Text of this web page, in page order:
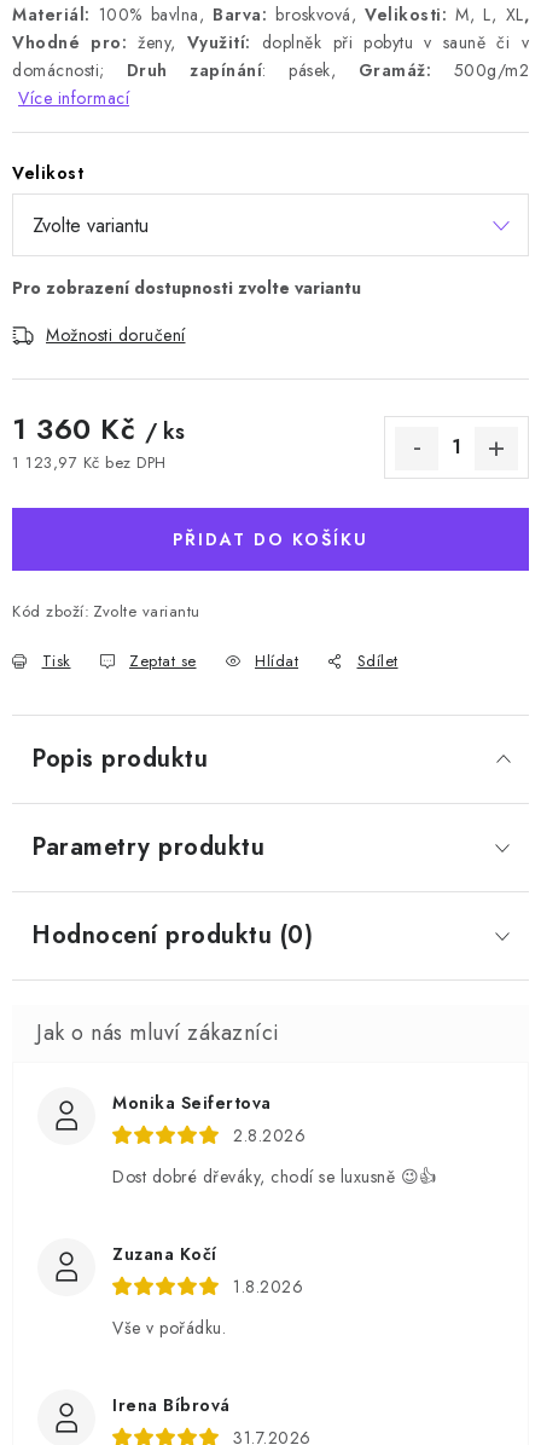
Materiál: 100% bavlna, Barva: broskvová,Velikosti: M, L, XL,
Vhodné pro: ženy, Využití: doplněk při pobytu v sauně či v
domácnosti; Druh zapínání: pásek, Gramáž: 500g/m2
Více informací
Velikost
Možnosti doručení
1 360 Kč / ks
1 123,97 Kč bez DPH
PŘIDAT DO KOŠÍKU
Kód zboží: Zvolte variantu
Tisk Zeptat se Hlídat Sdílet
Popis produktu
Parametry produktu
Hodnocení produktu (0)
Monika Seifertova
2.8.2026
Dost dobré dřeváky, chodí se luxusně 😉👍
Zuzana Kočí
1.8.2026
Vše v pořádku.
Irena Bíbrová
31.7.2026